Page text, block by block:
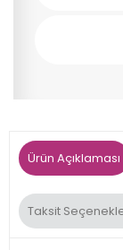
Ürün Açıklaması
Taksit